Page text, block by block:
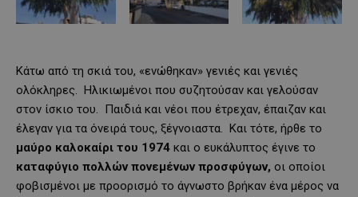
Κάτω από τη σκιά του, «ενώθηκαν» γενιές και γενιές
ολόκληρες. Ηλικιωμένοι που συζητούσαν και γελούσαν
στον ίσκιο του. Παιδιά και νέοι που έτρεχαν, έπαιζαν και
έλεγαν για τα όνειρά τους, ξέγνοιαστα. Και τότε, ήρθε το
μαύρο καλοκαίρι του 1974 και ο ευκάλυπτος έγινε το
καταφύγιο πολλών πονεμένων προσφύγων, οι οποίοι
φοβισμένοι με προορισμό το άγνωστο βρήκαν ένα μέρος να